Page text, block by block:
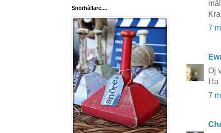
7
Oj
Ha
7
Snörhållare....